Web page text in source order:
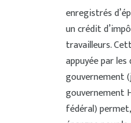
enregistrés
un crédit
travailleurs.
appuyée par les
gouvernement
gouvernement
fédéral)